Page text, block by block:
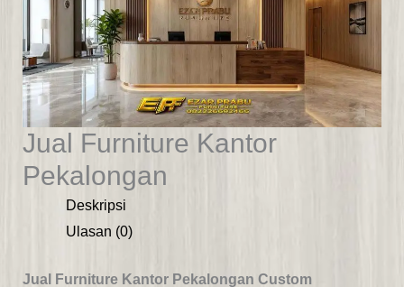
Jual Furniture Kantor
Pekalongan
Deskripsi
Ulasan (0)
Jual Furniture Kantor Pekalongan Custom